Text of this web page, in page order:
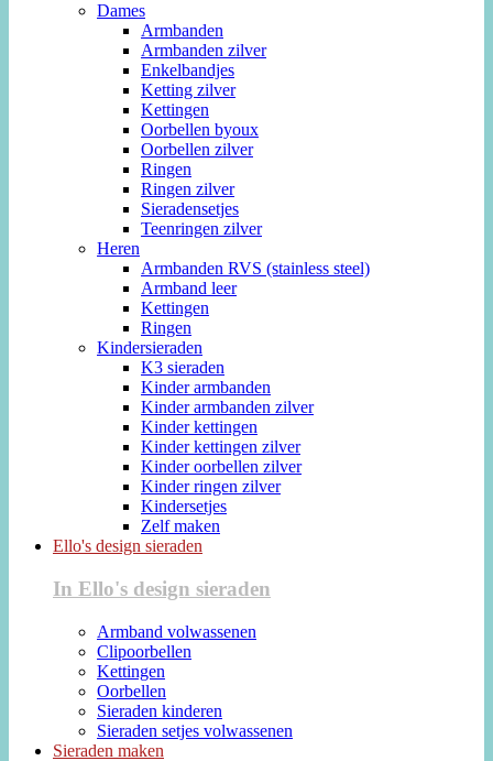
Dames
Armbanden
Armbanden zilver
Enkelbandjes
Ketting zilver
Kettingen
Oorbellen byoux
Oorbellen zilver
Ringen
Ringen zilver
Sieradensetjes
Teenringen zilver
Heren
Armbanden RVS (stainless steel)
Armband leer
Kettingen
Ringen
Kindersieraden
K3 sieraden
Kinder armbanden
Kinder armbanden zilver
Kinder kettingen
Kinder kettingen zilver
Kinder oorbellen zilver
Kinder ringen zilver
Kindersetjes
Zelf maken
Ello's design sieraden
In Ello's design sieraden
Armband volwassenen
Clipoorbellen
Kettingen
Oorbellen
Sieraden kinderen
Sieraden setjes volwassenen
Sieraden maken